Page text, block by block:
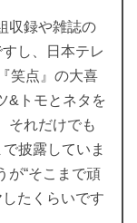
収録や雑誌の
し、日本テレ
笑点』の大喜
&トモとネタを
それだけでも
披露していま
が“そこまで頑
たくらいです